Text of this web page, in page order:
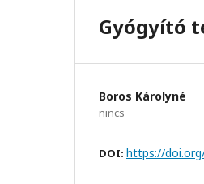
Gyógyító
Boros Károlyné
nincs
DOI: https://